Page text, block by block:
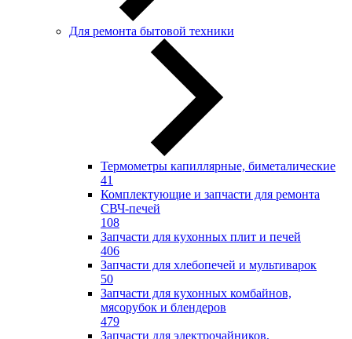
Для ремонта бытовой техники
Термометры капиллярные, биметалические
41
Комплектующие и запчасти для ремонта
СВЧ-печей
108
Запчасти для кухонных плит и печей
406
Запчасти для хлебопечей и мультиварок
50
Запчасти для кухонных комбайнов,
мясорубок и блендеров
479
Запчасти для электрочайников,